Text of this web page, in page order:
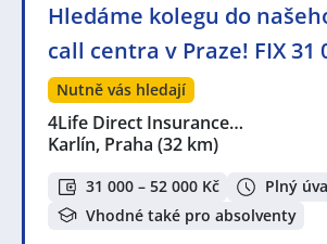
Hledáme kolegu do
call centra v Praze! FIX 31
Nutně vás hledají
4Life Direct Insurance…
Karlín, Praha (32 km)
31 000 – 52 000 Kč
Plný
Vhodné také pro absolventy